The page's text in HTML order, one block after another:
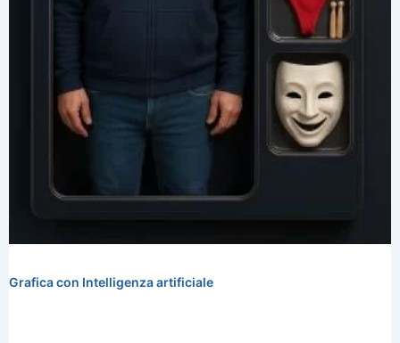
Grafica con Intelligenza artificiale